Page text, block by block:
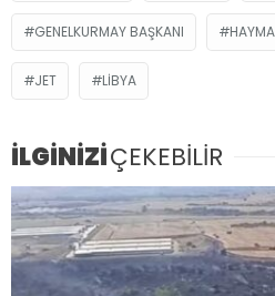
GENELKURMAY BAŞKANI
JET LIBYA
İLGİNİZİÇEKEBİLİR